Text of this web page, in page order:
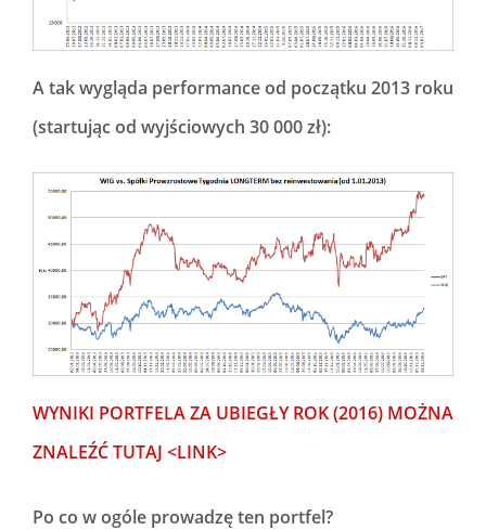
A tak wygląda performance od początku 2013 roku
(startując od wyjściowych 30 000 zł):
WYNIKI PORTFELA ZA UBIEGŁY ROK (2016) MOŻNA
ZNALEŹĆ TUTAJ <LINK>
Po co w ogóle prowadzę ten portfel?